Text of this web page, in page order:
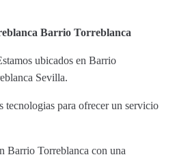
Barrio Torreblanca
ubicados en Barrio
Sevilla.
tecnologias para ofrecer un servicio
Barrio Torreblanca con una